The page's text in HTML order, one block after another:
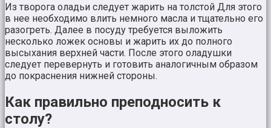
Из творога оладьи следует жарить на толстой Для этого
в нее необходимо влить немного масла и тщательно его
разогреть. Далее в посуду требуется выложить
несколько ложек основы и жарить их до полного
высыхания верхней части. После этого оладушки
следует перевернуть и готовить аналогичным образом
до покраснения нижней стороны.
Как правильно преподносить к
столу?